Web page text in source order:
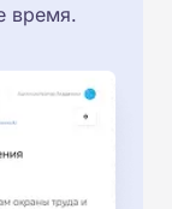
время.